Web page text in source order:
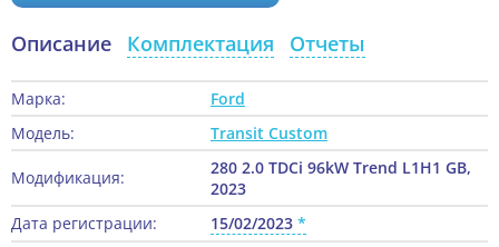
Описание Комплектация Отчеты
Марка:
Ford
Модель:
Transit Custom
Модификация:
280 2.0 TDCi 96kW Trend L1H1 GB,
2023
Дата регистрации:
15/02/2023